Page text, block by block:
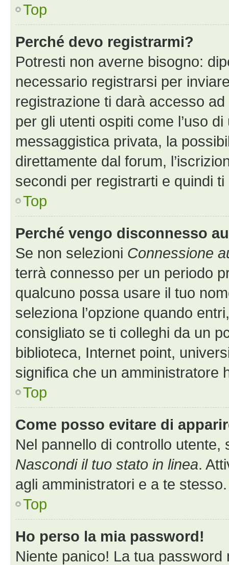
Top
Perché devo registrarmi?
Potresti non averne bisogno:
necessario registrarsi per
registrazione ti darà accesso
per gli utenti ospiti come l’uso
messaggistica privata, la
direttamente dal forum,
secondi per registrarti e quindi
Top
Perché vengo disconnesso
Se non selezioni Connessione
terrà connesso per un periodo
qualcuno possa usare il tuo
seleziona l’opzione quando
consigliato se ti colleghi da un
biblioteca, Internet point,
significa che un amministratore
Top
Come posso evitare di
Nel pannello di controllo utente,
Nascondi il tuo stato in linea.
agli amministratori e a te
Top
Ho perso la mia password!
Niente panico! La tua